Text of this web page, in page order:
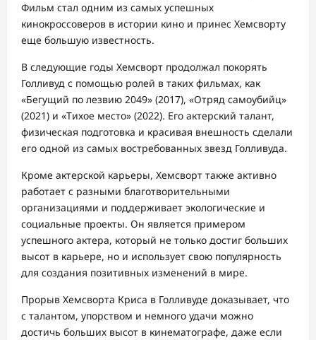
Фильм стал одним из самых успешных
кинокроссоверов в истории кино и принес Хемсворту
еще большую известность.
В следующие годы Хемсворт продолжал покорять
Голливуд с помощью ролей в таких фильмах, как
«Бегущий по лезвию 2049» (2017), «Отряд самоубийц»
(2021) и «Тихое место» (2022). Его актерский талант,
физическая подготовка и красивая внешность сделали
его одной из самых востребованных звезд Голливуда.
Кроме актерской карьеры, Хемсворт также активно
работает с разными благотворительными
организациями и поддерживает экологические и
социальные проекты. Он является примером
успешного актера, который не только достиг больших
высот в карьере, но и использует свою популярность
для создания позитивных изменений в мире.
Прорыв Хемсворта Криса в Голливуде доказывает, что
с талантом, упорством и немного удачи можно
достичь больших высот в кинематографе, даже если